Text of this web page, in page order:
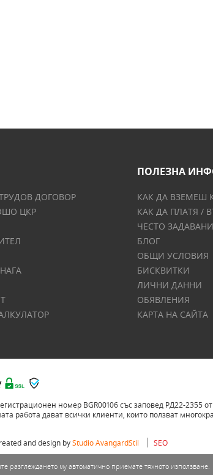
ДОГОВОР
ЦКР
ПОЛЕЗНА
КАК ДА ВЗЕМЕШ
КАК ДА ПЛАТЯ /
ЧЕСТО
БЛОГ
ОБЩИ УСЛОВИЯ
БИСКВИТКИ
ЛИЧНИ ДАННИ
ОБЯВЛЕНИЯ
КАРТА НА САЙТА
номер BGR00106 със заповед РД22-2355 от
дават всички клиенти, които ползват
and design byStudio AvangardStil SEO
разглеждането му автоматично приемате тяхното използване.